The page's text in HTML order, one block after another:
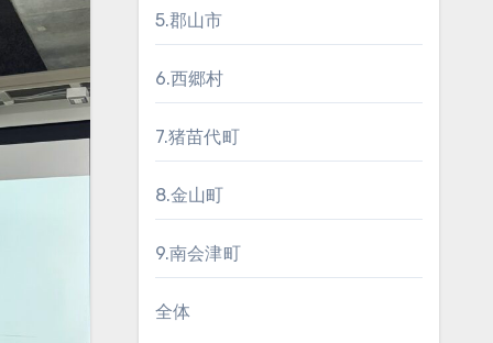
5.郡山市
6.西郷村
7.猪苗代町
8.金山町
9.南会津町
全体